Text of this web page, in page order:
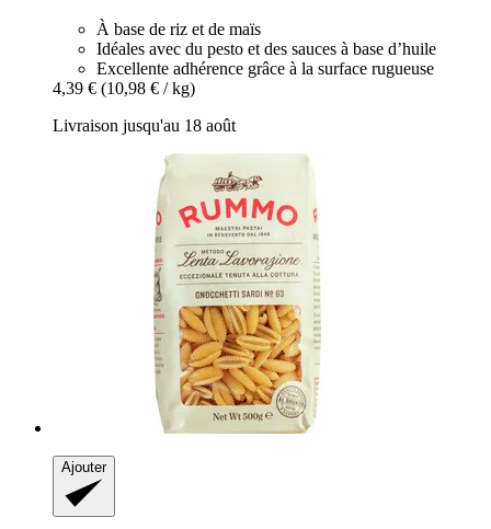
À base de riz et de maïs
Idéales avec du pesto et des sauces à base d’huile
Excellente adhérence grâce à la surface rugueuse
4,39 € (10,98 € / kg)
Livraison jusqu'au 18 août
Ajouter